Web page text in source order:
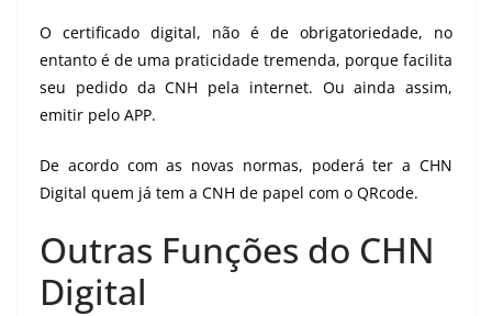
O certificado digital, não é de obrigatoriedade, no
entanto é de uma praticidade tremenda, porque facilita
seu pedido da CNH pela internet. Ou ainda assim,
emitir pelo APP.
De acordo com as novas normas, poderá ter a CHN
Digital quem já tem a CNH de papel com o QRcode.
Outras Funções do CHN
Digital